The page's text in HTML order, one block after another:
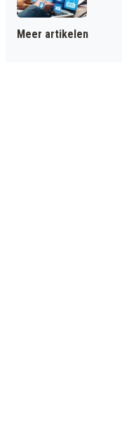
Meer artikelen